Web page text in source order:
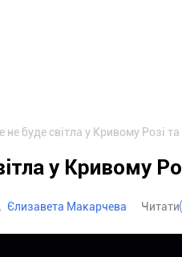
не буде світла у Кривому Розі
у Кривому
Єлизавета Макарчева Читати